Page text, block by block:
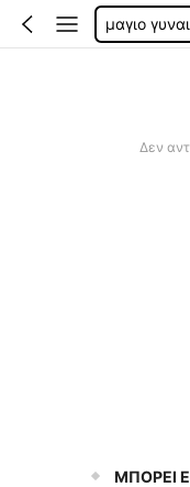
Δεν
ΜΠΟΡΕΙ